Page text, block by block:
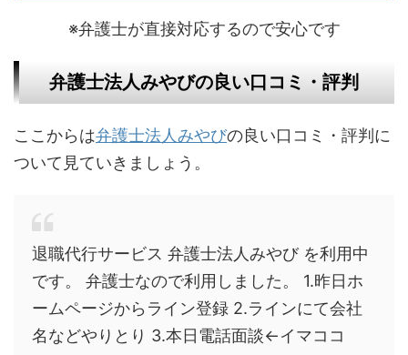
※弁護士が直接対応するので安心です
弁護士法人みやびの良い口コミ・評判
ここからは弁護士法人みやびの良い口コミ・評判に
ついて見ていきましょう。
退職代行サービス 弁護士法人みやび を利用中
です。 弁護士なので利用しました。 1.昨日ホ
ームページからライン登録 2.ラインにて会社
名などやりとり 3.本日電話面談←イマココ